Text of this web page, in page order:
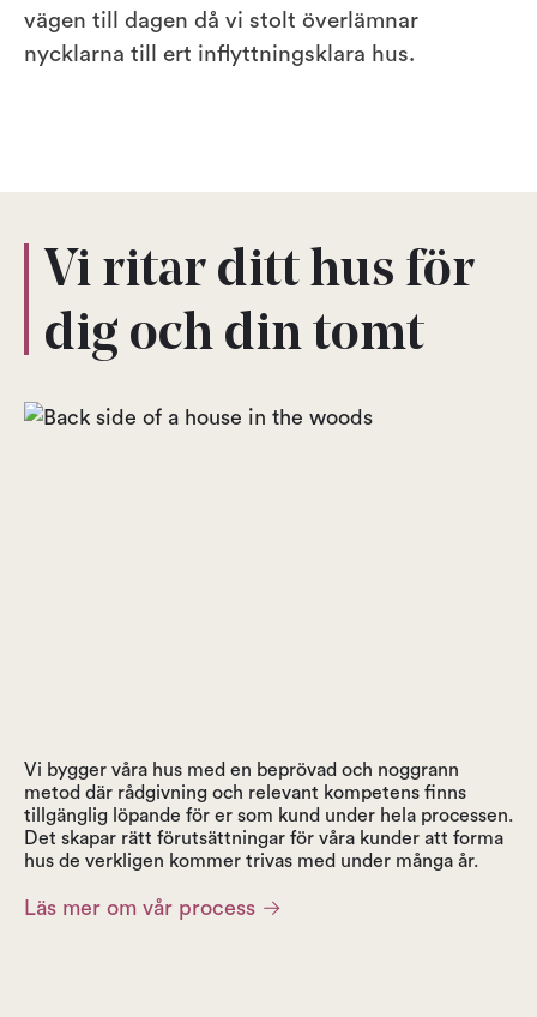
vägen till dagen då vi stolt överlämnar
nycklarna till ert inflyttningsklara hus.
Vi ritar ditt hus för
dig och din tomt
Vi bygger våra hus med en beprövad och noggrann
metod där rådgivning och relevant kompetens finns
tillgänglig löpande för er som kund under hela processen.
Det skapar rätt förutsättningar för våra kunder att forma
hus de verkligen kommer trivas med under många år.
Läs mer om vår process →